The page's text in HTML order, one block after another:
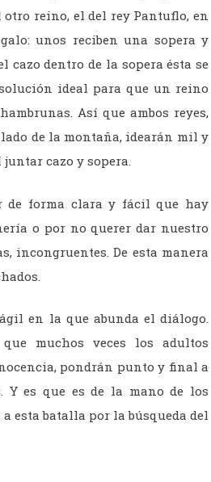
otro reino, el del rey Pantuflo, en
unos reciben una sopera y
cazo dentro de la sopera ésta se
ideal para que un reino
Así que ambos reyes,
de la montaña, idearán mil y
cazo y sopera.
de forma clara y fácil que hay
o por no querer dar nuestro
incongruentes. De esta manera
en la que abunda el diálogo.
muchos veces los adultos
pondrán punto y final a
Y es que es de la mano de los
esta batalla por la búsqueda del